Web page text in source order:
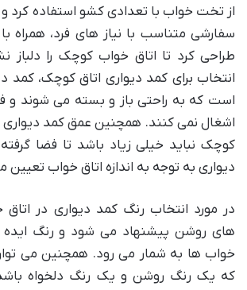
از تخت خواب با تعدادی کشو استفاده کرد
سفارشی متناسب با نیاز های فرد، همراه
طراحی کرد تا اتاق خواب کوچک را دلباز
انتخاب برای کمد دیواری اتاق کوچک، کمد
است که به راحتی باز و بسته می شوند و
اشغال نمی کنند. همچنین عمق کمد دیواری
کوچک نباید خیلی زیاد باشد تا فضا
دیواری به توجه به اندازه اتاق خواب تعیین
در مورد انتخاب رنگ کمد دیواری در
های روشن پیشنهاد می شود و رنگ ایده
خواب ها به شمار می رود. همچنین می
که یک رنگ روشن و یک رنگ دلخواه باشد